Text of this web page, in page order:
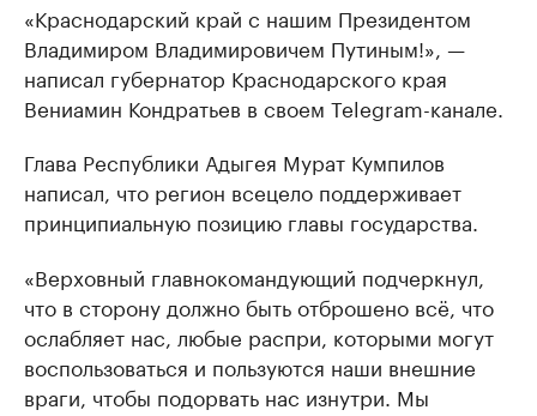
«Краснодарский край с нашим Президентом
Владимиром Владимировичем Путиным!», —
написал губернатор Краснодарского края
Вениамин Кондратьев в своем Telegram-канале.
Глава Республики Адыгея Мурат Кумпилов
написал, что регион всецело поддерживает
принципиальную позицию главы государства.
«Верховный главнокомандующий подчеркнул,
что в сторону должно быть отброшено всё, что
ослабляет нас, любые распри, которыми могут
воспользоваться и пользуются наши внешние
враги, чтобы подорвать нас изнутри. Мы